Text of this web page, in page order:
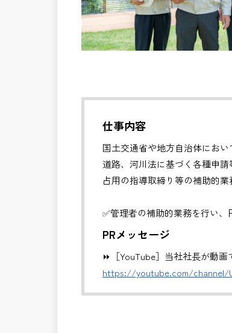
仕事内容
国土交通省や地方自治体におい
道路、河川法に基づく各種申
占用の指導取締り等の補助的業
✅管理者の補助的業務を行い
＊受注が多く、増員募集してお
発注者支援業務は、社会基盤
PRメッセージ
⏩［YouTube］当社社長が動画
https://youtube.com/channel/